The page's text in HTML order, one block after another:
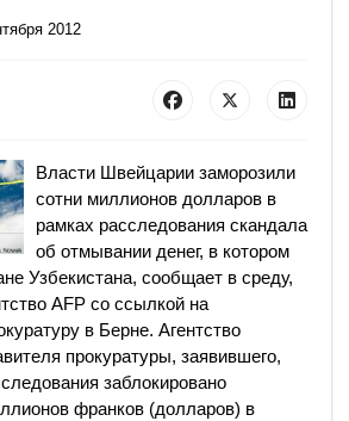
2012
Власти Швейцарии заморозили
сотни миллионов долларов в
рамках расследования скандала
об отмывании денег, в котором
Узбекистана, сообщает в среду,
AFP со ссылкой на
в Берне. Агентство
прокуратуры, заявившего,
заблокировано
франков (долларов) в